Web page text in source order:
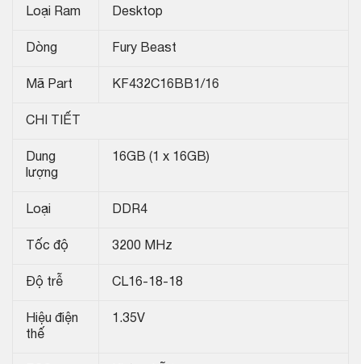
Loại Ram Desktop
Dòng Fury Beast
Mã Part KF432C16BB1/16
CHI TIẾT
Dung
lượng
16GB (1 x 16GB)
Loại DDR4
Tốc độ 3200 MHz
Độ trễ CL16-18-18
Hiệu điện
thế
1.35V